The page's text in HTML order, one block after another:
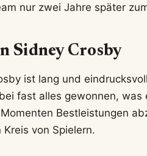
nur zwei Jahre später
Sidney Crosby
ist lang und
fast alles gewonnen, was
Bestleistungen
von Spielern.